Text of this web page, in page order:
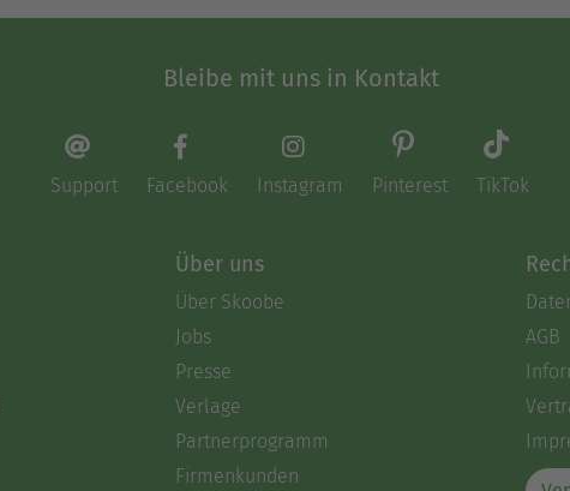
Bleibe mit uns in Kontakt
Support Facebook Instagram Pinterest TikTok
Über uns
Über Skoobe
Jobs
Presse
Verlage
Partnerprogramm
Firmenkunden
AGB